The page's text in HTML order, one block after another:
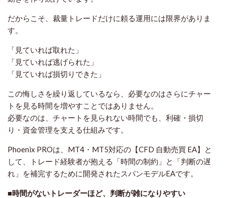
だからこそ、裁量トレードだけに頼る運用には限界がありま
す。
「見ていれば取れた」
「見ていれば逃げられた」
「見ていれば損切りできた」
この悔しさを繰り返しているなら、必要なのはさらにチャー
トを見る時間を増やすことではありません。
必要なのは、チャートを見られない時間でも、利確・損切
り・資金管理を支える仕組みです。
Phoenix PROは、MT4・MT5対応の【CFD 自動売買 EA】と
して、トレード経験者が抱える「時間の制約」と「判断の遅
れ」を補完するために開発されたスパンモデルEAです。
■時間がないトレーダーほど、判断が雑になりやすい